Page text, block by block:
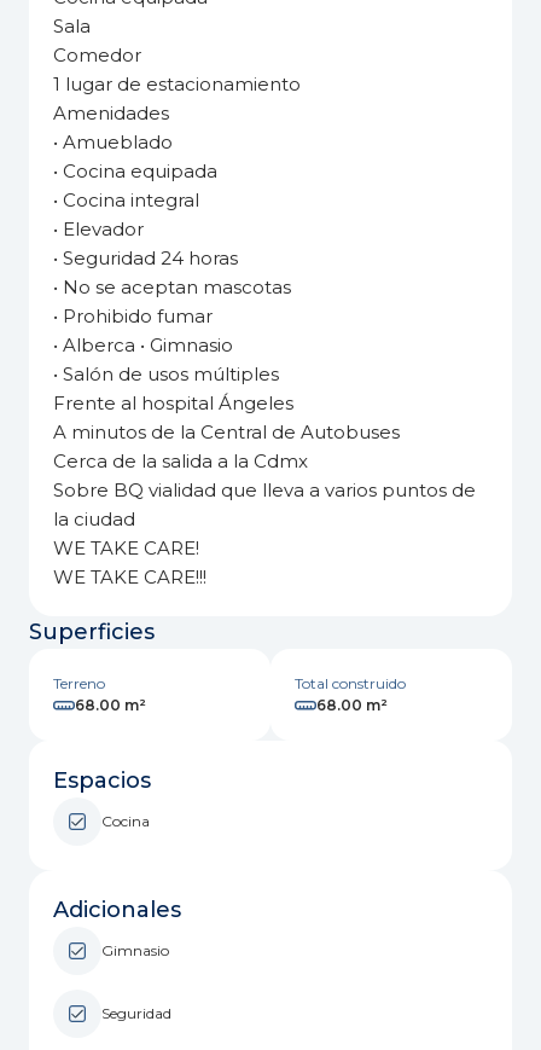
Sala
Comedor
1 lugar de estacionamiento
Amenidades
• Amueblado
• Cocina equipada
• Cocina integral
• Elevador
• Seguridad 24 horas
• No se aceptan mascotas
• Prohibido fumar
• Alberca • Gimnasio
• Salón de usos múltiples
Frente al hospital Ángeles
A minutos de la Central de Autobuses
Cerca de la salida a la Cdmx
Sobre BQ vialidad que lleva a varios puntos de
la ciudad
WE TAKE CARE!
WE TAKE CARE!!!
Superficies
Terreno
68.00 m²
Total construido
68.00 m²
Espacios
Cocina
Adicionales
Gimnasio
Seguridad